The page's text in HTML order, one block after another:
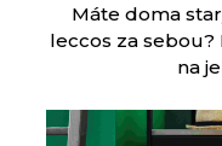
Máte doma
leccos za sebou?
na